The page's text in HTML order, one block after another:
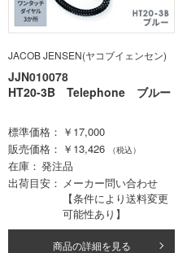
JACOB JENSEN(ヤコブイェンセン)
JJN010078
HT20-3B Telephone ブルー
標準価格
￥17,000
販売価格
￥13,426 （税込）
在庫
発注品
出荷目安
メーカー問い合わせ
【条件により送料変更
可能性あり】
商品の詳細を見る